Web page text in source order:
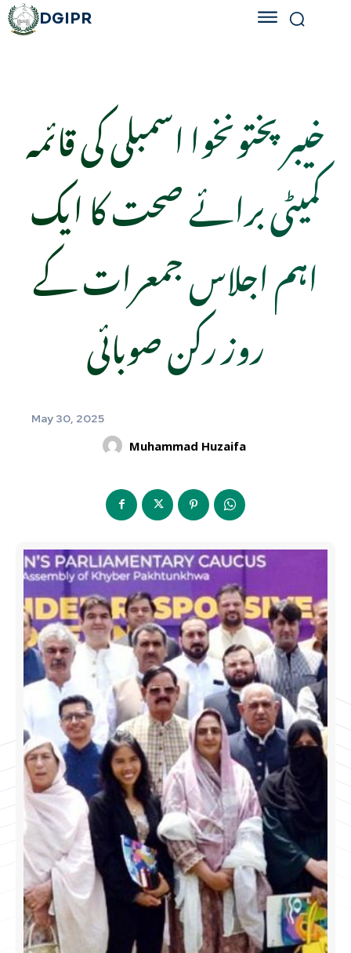
DGIPR
خیبرپختونخوا اسمبلی کی قائمہ
کمیٹی برائے صحت کا ایک
اہم اجلاس جمعرات کے
روز رکن صوبائی
May 30, 2025
Muhammad Huzaifa